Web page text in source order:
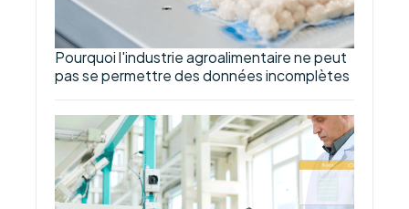
Pourquoi l'industrie agroalimentaire ne peut
pas se permettre des données incomplètes